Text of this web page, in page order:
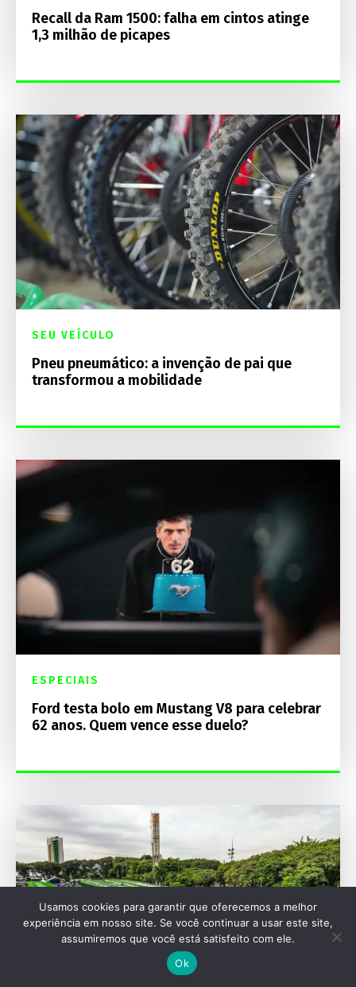
Recall da Ram 1500: falha em cintos atinge
1,3 milhão de picapes
SEU VEÍCULO
Pneu pneumático: a invenção de pai que
transformou a mobilidade
ESPECIAIS
Ford testa bolo em Mustang V8 para celebrar
62 anos. Quem vence esse duelo?
Usamos cookies para garantir que oferecemos a melhor
experiência em nosso site. Se você continuar a usar este site,
assumiremos que você está satisfeito com ele.
Ok